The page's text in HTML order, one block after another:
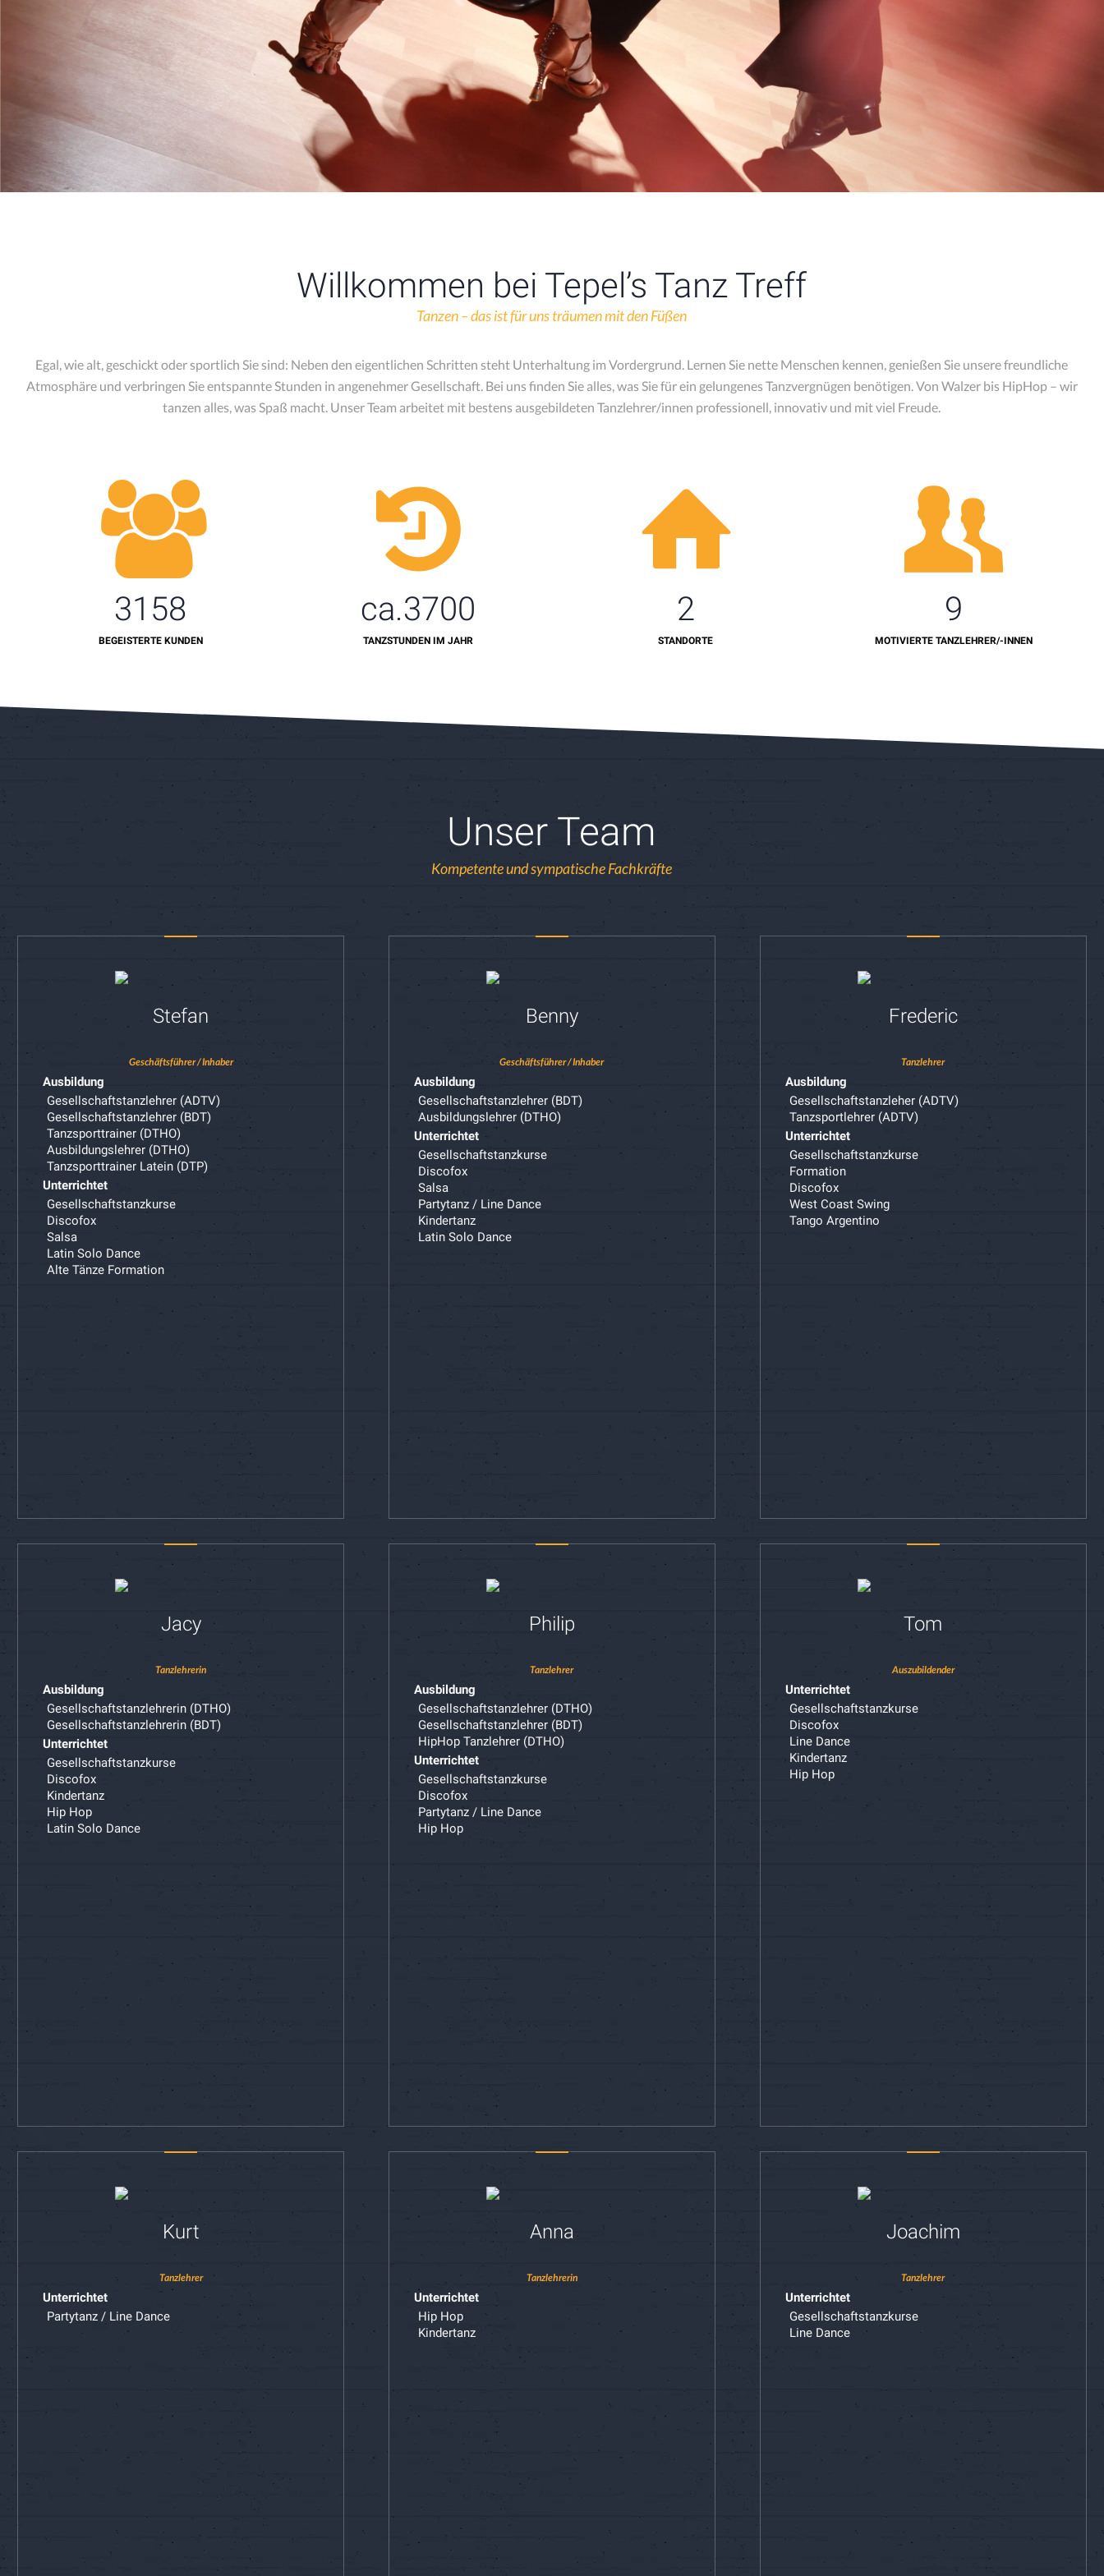
Willkommen bei Tepel’s Tanz Treff
Tanzen – das ist für uns träumen mit den Füßen
Egal, wie alt, geschickt oder sportlich Sie sind: Neben den eigentlichen Schritten steht Unterhaltung im Vordergrund. Lernen Sie nette Menschen kennen, genießen Sie unsere freundliche
Atmosphäre und verbringen Sie entspannte Stunden in angenehmer Gesellschaft. Bei uns finden Sie alles, was Sie für ein gelungenes Tanzvergnügen benötigen. Von Walzer bis HipHop – wir
tanzen alles, was Spaß macht. Unser Team arbeitet mit bestens ausgebildeten Tanzlehrer/innen professionell, innovativ und mit viel Freude.
3158
BEGEISTERTE KUNDEN
ca.3700
TANZSTUNDEN IM JAHR
2
STANDORTE
9
MOTIVIERTE TANZLEHRER/-INNEN
Unser Team
Kompetente und sympatische Fachkräfte
Stefan
Geschäftsführer / Inhaber
Ausbildung
Gesellschaftstanzlehrer (ADTV)
Gesellschaftstanzlehrer (BDT)
Tanzsporttrainer (DTHO)
Ausbildungslehrer (DTHO)
Tanzsporttrainer Latein (DTP)
Unterrichtet
Gesellschaftstanzkurse
Discofox
Salsa
Latin Solo Dance
Alte Tänze Formation
Benny
Geschäftsführer / Inhaber
Ausbildung
Gesellschaftstanzlehrer (BDT)
Ausbildungslehrer (DTHO)
Unterrichtet
Gesellschaftstanzkurse
Discofox
Salsa
Partytanz / Line Dance
Kindertanz
Latin Solo Dance
Frederic
Tanzlehrer
Ausbildung
Gesellschaftstanzleher (ADTV)
Tanzsportlehrer (ADTV)
Unterrichtet
Gesellschaftstanzkurse
Formation
Discofox
West Coast Swing
Tango Argentino
Jacy
Tanzlehrerin
Ausbildung
Gesellschaftstanzlehrerin (DTHO)
Gesellschaftstanzlehrerin (BDT)
Unterrichtet
Gesellschaftstanzkurse
Discofox
Kindertanz
Hip Hop
Latin Solo Dance
Philip
Tanzlehrer
Ausbildung
Gesellschaftstanzlehrer (DTHO)
Gesellschaftstanzlehrer (BDT)
HipHop Tanzlehrer (DTHO)
Unterrichtet
Gesellschaftstanzkurse
Discofox
Partytanz / Line Dance
Hip Hop
Tom
Auszubildender
Unterrichtet
Gesellschaftstanzkurse
Discofox
Line Dance
Kindertanz
Hip Hop
Kurt
Tanzlehrer
Unterrichtet
Partytanz / Line Dance
Anna
Tanzlehrerin
Unterrichtet
Hip Hop
Kindertanz
Joachim
Tanzlehrer
Unterrichtet
Gesellschaftstanzkurse
Line Dance